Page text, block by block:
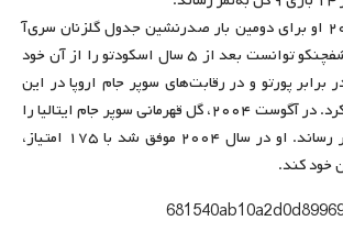
در فصل ۲۰۰۳-۲۰۰۴ او برای دومین بار صدر‌نشین جدول گلزنان سری‌آ
شد. میلان به‌همراه شفچنکو توانست بعد از ۵ سال اسکودتو را از آن خود
برابر پورتو و در رقابت‌های سوپر جام اروپا در این
فصل را وارد دروازه کرد. در آگوست ۲۰۰۴، گل قهرمانی سوپر جام ایتالیا را
در مقابل لاتزیو به‌ثمر رساند. او در سال ۲۰۰۴ موفق شد با ۱۷۵ امتیاز،
خود کند.